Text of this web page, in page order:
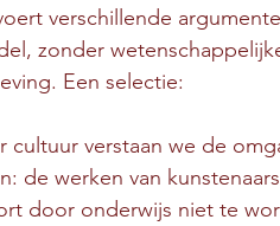
verschillende
zonder
Een selectie:
cultuur verstaan we de
de werken van
door onderwijs niet te